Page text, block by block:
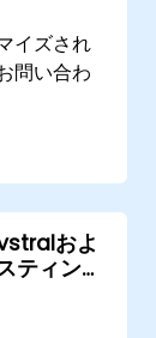
イズされ
問い合わ
およ
ティン
ス